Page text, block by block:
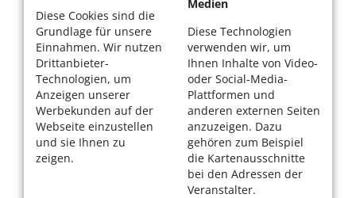
Diese Cookies sind die
Grundlage für unsere
Einnahmen. Wir nutzen
Drittanbieter-
Technologien, um
Anzeigen unserer
Werbekunden auf der
Webseite einzustellen
und sie Ihnen zu
zeigen.
Medien
Diese Technologien
verwenden wir, um
Ihnen Inhalte von Video-
oder Social-Media-
Plattformen und
anderen externen Seiten
anzuzeigen. Dazu
gehören zum Beispiel
die Kartenausschnitte
bei den Adressen der
Veranstalter.